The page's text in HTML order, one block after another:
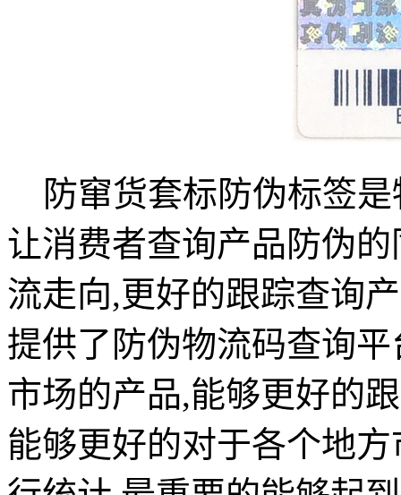
防窜货套标防伪标签是
让消费者查询产品防伪
流走向,更好的跟踪查询
提供了防伪物流码查询
市场的产品,能够更好的
能够更好的对于各个地